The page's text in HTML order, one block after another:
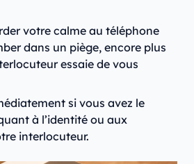
votre calme au téléphone
dans un piège, encore plus
essaie de vous
si vous avez le
à l’identité ou aux
interlocuteur.